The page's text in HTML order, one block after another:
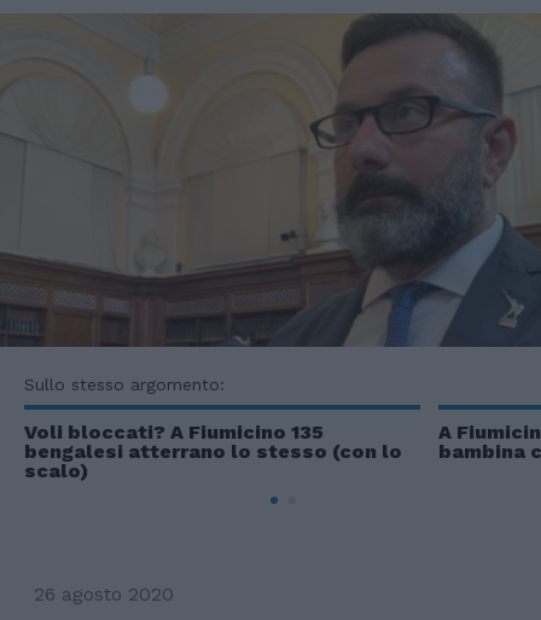
Sullo stesso argomento:
Voli bloccati? A Fiumicino 135
bengalesi atterrano lo stesso (con lo
scalo)
A
bambina
26 agosto 2020